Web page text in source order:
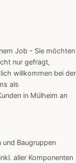
Job - Sie möchten
nur gefragt,
willkommen bei der
als
in Mülheim an
und Baugruppen
aller Komponenten